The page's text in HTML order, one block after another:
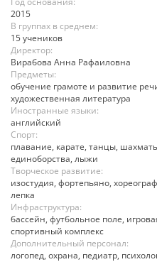
2015
В группах в среднем:
15 учеников
Директор:
Вирабова Анна Рафаиловна
Предметы:
обучение грамоте и развитие
художественная литература
Иностранные языки:
английский
Спорт:
плавание, карате, танцы,
единоборства, лыжи
Творческое развитие:
изостудия, фортепьяно,
лепка
Инфраструктура:
бассейн, футбольное поле,
спортивный комплекс
Дополнительный персонал:
логопед, охрана, педиатр,